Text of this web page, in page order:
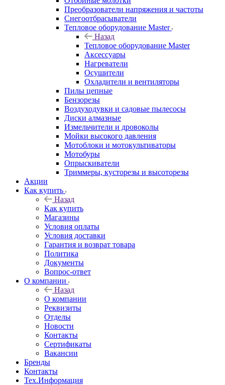
Преобразователи напряжения и частоты
Снегоотбрасыватели
Тепловое оборудование Master
Назад
Тепловое оборудование Master
Аксессуары
Нагреватели
Осушители
Охладители и вентиляторы
Пилы цепные
Бензорезы
Воздуходувки и садовые пылесосы
Диски алмазные
Измельчители и дровоколы
Мойки высокого давления
Мотоблоки и мотокультиваторы
Мотобуры
Опрыскиватели
Триммеры, кусторезы и высоторезы
Акции
Как купить
Назад
Как купить
Магазины
Условия оплаты
Условия доставки
Гарантия и возврат товара
Политика
Документы
Вопрос-ответ
О компании
Назад
О компании
Реквизиты
Отделы
Новости
Контакты
Сертификаты
Вакансии
Бренды
Контакты
Тех.Информация